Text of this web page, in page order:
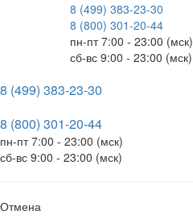
8 (499) 383-23-30
8 (800) 301-20-44
пн-пт 7:00 - 23:00 (мск)
сб-вс 9:00 - 23:00 (мск)
8 (499) 383-23-30
8 (800) 301-20-44
пн-пт 7:00 - 23:00 (мск)
сб-вс 9:00 - 23:00 (мск)
Отмена